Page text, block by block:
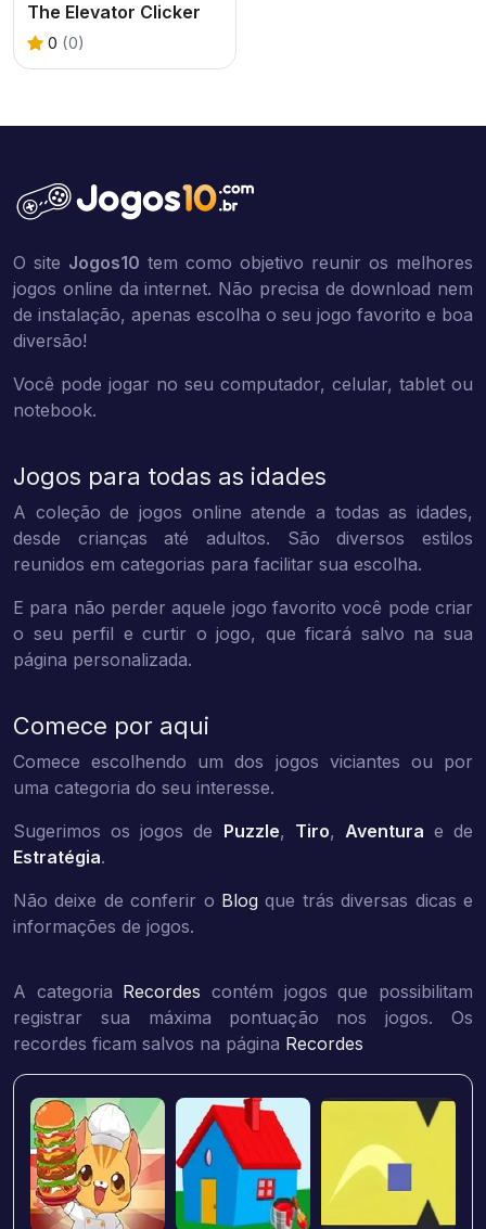
The Elevator Clicker
0 (0)
O site Jogos10 tem como objetivo reunir os melhores
jogos online da internet. Não precisa de download nem
de instalação, apenas escolha o seu jogo favorito e boa
diversão!
Você pode jogar no seu computador, celular, tablet ou
notebook.
Jogos para todas as idades
A coleção de jogos online atende a todas as idades,
desde crianças até adultos. São diversos estilos
reunidos em categorias para facilitar sua escolha.
E para não perder aquele jogo favorito você pode criar
o seu perfil e curtir o jogo, que ficará salvo na sua
página personalizada.
Comece por aqui
Comece escolhendo um dos jogos viciantes ou por
uma categoria do seu interesse.
Sugerimos os jogos de Puzzle, Tiro, Aventura e de
Estratégia.
Não deixe de conferir o Blog que trás diversas dicas e
informações de jogos.
A categoria Recordes contém jogos que possibilitam
registrar sua máxima pontuação nos jogos. Os
recordes ficam salvos na página Recordes